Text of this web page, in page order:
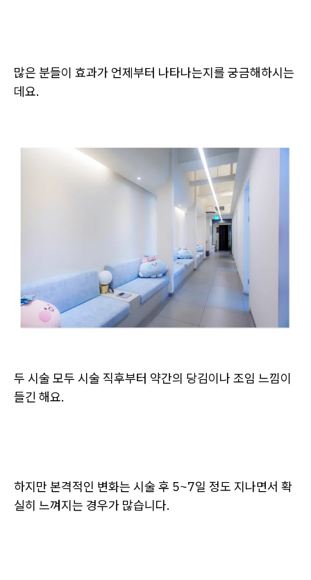
많은 분들이 효과가 언제부터 나타나는지를 궁금해하시는
데요.
두 시술 모두 시술 직후부터 약간의 당김이나 조임 느낌이
들긴 해요.
하지만 본격적인 변화는 시술 후 5~7일 정도 지나면서 확
실히 느껴지는 경우가 많습니다.